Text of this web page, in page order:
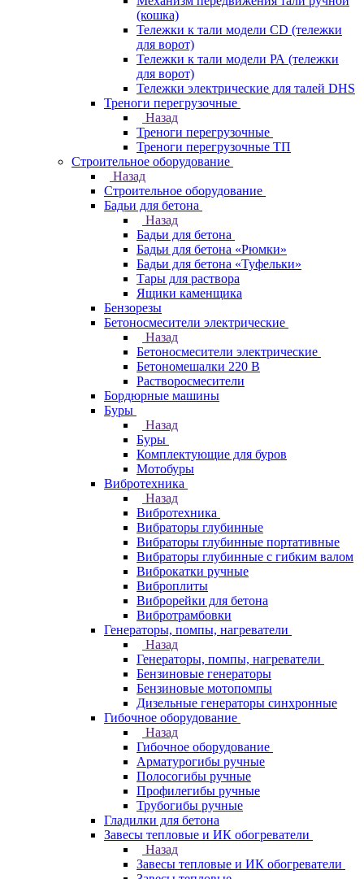
(кошка)
Тележки к тали модели CD (тележки
для ворот)
Тележки к тали модели РА (тележки
для ворот)
Тележки электрические для талей DHS
Треноги перегрузочные
Назад
Треноги перегрузочные
Треноги перегрузочные ТП
Строительное оборудование
Назад
Строительное оборудование
Бадьи для бетона
Назад
Бадьи для бетона
Бадьи для бетона «Рюмки»
Бадьи для бетона «Туфельки»
Тары для раствора
Ящики каменщика
Бензорезы
Бетоносмесители электрические
Назад
Бетоносмесители электрические
Бетономешалки 220 В
Растворосмесители
Бордюрные машины
Буры
Назад
Буры
Комплектующие для буров
Мотобуры
Вибротехника
Назад
Вибротехника
Вибраторы глубинные
Вибраторы глубинные портативные
Вибраторы глубинные с гибким валом
Виброкатки ручные
Виброплиты
Виброрейки для бетона
Вибротрамбовки
Генераторы, помпы, нагреватели
Назад
Генераторы, помпы, нагреватели
Бензиновые генераторы
Бензиновые мотопомпы
Дизельные генераторы синхронные
Гибочное оборудование
Назад
Гибочное оборудование
Арматурогибы ручные
Полосогибы ручные
Профилегибы ручные
Трубогибы ручные
Гладилки для бетона
Завесы тепловые и ИК обогреватели
Назад
Завесы тепловые и ИК обогреватели